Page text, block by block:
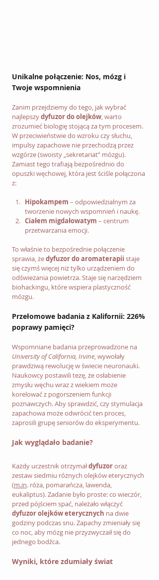
Unikalne połączenie: Nos, mózg i
Twoje wspomnienia
Zanim przejdziemy do tego, jak wybrać
najlepszy dyfuzor do olejków, warto
zrozumieć biologię stojącą za tym procesem.
W przeciwieństwie do wzroku czy słuchu,
impulsy zapachowe nie przechodzą przez
wzgórze (swoisty „sekretariat” mózgu).
Zamiast tego trafiają bezpośrednio do
opuszki węchowej, która jest ściśle połączona
z:
Hipokampem – odpowiedzialnym za
tworzenie nowych wspomnień i naukę.
Ciałem migdałowatym – centrum
przetwarzania emocji.
To właśnie to bezpośrednie połączenie
sprawia, że dyfuzor do aromaterapii staje
się czymś więcej niż tylko urządzeniem do
odświeżania powietrza. Staje się narzędziem
biohackingu, które wspiera plastyczność
mózgu.
Przełomowe badania z Kalifornii: 226%
poprawy pamięci?
Wspomniane badania przeprowadzone na
University of California, Irvine, wywołały
prawdziwą rewolucję w świecie neuronauki.
Naukowcy postawili tezę, że osłabienie
zmysłu węchu wraz z wiekiem może
korelować z pogorszeniem funkcji
poznawczych. Aby sprawdzić, czy stymulacja
zapachowa może odwrócić ten proces,
zaprosili grupę seniorów do eksperymentu.
Jak wyglądało badanie?
Każdy uczestnik otrzymał dyfuzor oraz
zestaw siedmiu różnych olejków eterycznych
(m.in. róża, pomarańcza, lawenda,
eukaliptus). Zadanie było proste: co wieczór,
przed pójściem spać, należało włączyć
dyfuzor olejków eterycznych na dwie
godziny podczas snu. Zapachy zmieniały się
co noc, aby mózg nie przyzwyczaił się do
jednego bodźca.
Wyniki, które zdumiały świat